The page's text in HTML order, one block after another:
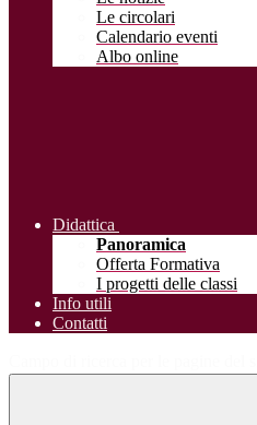
Le circolari
Calendario eventi
Albo online
Didattica
Panoramica
Offerta Formativa
I progetti delle classi
Info utili
Contatti